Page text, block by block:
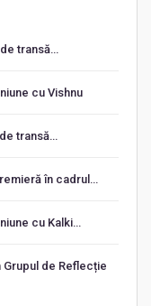
transă…
cu Vishnu
transă…
în cadrul…
cu Kalki…
de Reflecție